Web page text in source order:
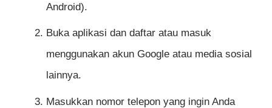
Android).
Buka aplikasi dan daftar atau masuk
menggunakan akun Google atau media sosial
lainnya.
Masukkan nomor telepon yang ingin Anda